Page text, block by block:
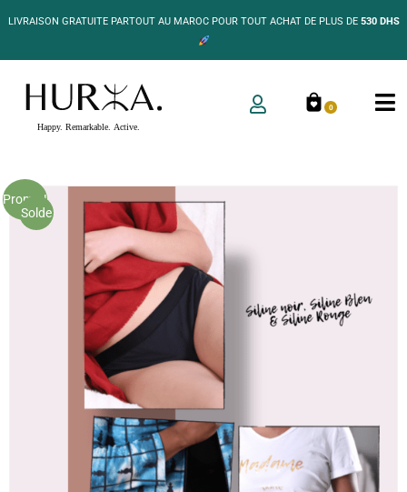
LIVRAISON GRATUITE PARTOUT AU MAROC POUR TOUT ACHAT DE PLUS DE530 DHS
0
Promo !
Solde